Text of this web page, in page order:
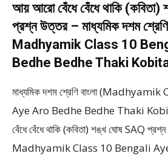
আয় আরো বেঁধে বেঁধে থাকি
প্রশ্ন উত্তর – মাধ্যমিক দশম শ্রেণি
Madhyamik Class 10
Bedhe Bedhe Thaki
মাধ্যমিক দশম শ্রেণি বাংলা
Aye Aro Bedhe Bedhe Thaki
বেঁধে বেঁধে থাকি (কবিতা) শঙ্খ ঘোষ SAQ
Madhyamik Class 10 Bengali